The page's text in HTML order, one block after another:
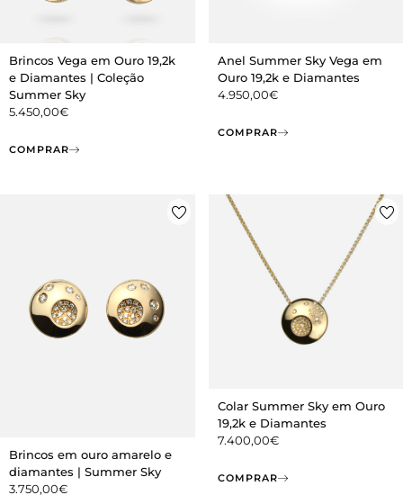
Brincos Vega em Ouro 19,2k
e Diamantes | Coleção
Summer Sky
5.450,00€
COMPRAR
Anel Summer Sky Vega em
Ouro 19,2k e Diamantes
4.950,00€
COMPRAR
Brincos em ouro amarelo e
diamantes | Summer Sky
3.750,00€
Colar Summer Sky em Ouro
19,2k e Diamantes
7.400,00€
COMPRAR